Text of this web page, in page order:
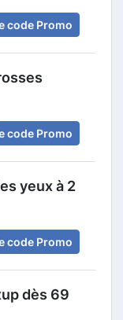
code Promo
code Promo
yeux à 2
code Promo
dès 69